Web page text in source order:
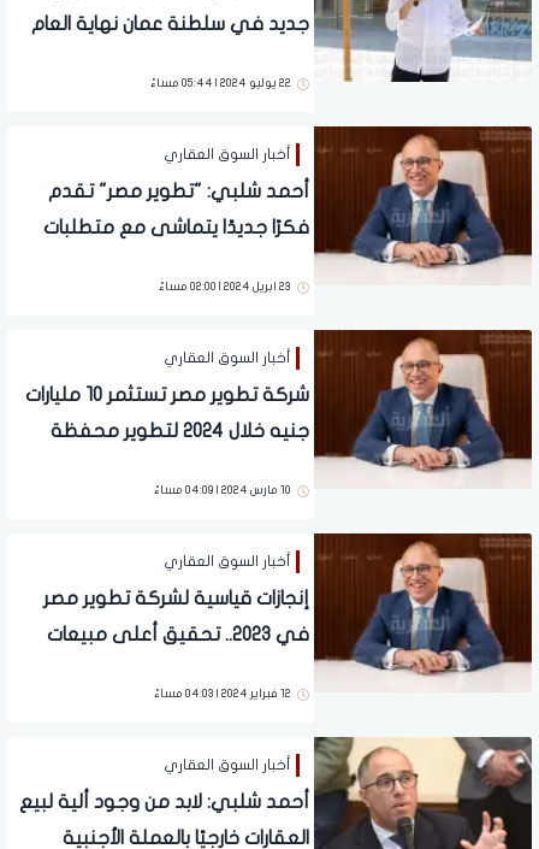
جديد في سلطنة عمان نهاية العام
22 يوليو 2024 | 05:44 مساءً
أخبار السوق العقاري
أحمد شلبي: "تطوير مصر" تقدم
فكرًا جديدًا يتماشى مع متطلبات
23 ابريل 2024 | 02:00 مساءً
أخبار السوق العقاري
شركة تطوير مصر تستثمر 10 مليارات
جنيه خلال 2024 لتطوير محفظة
للعملاء
10 مارس 2024 | 04:09 مساءً
أخبار السوق العقاري
إنجازات قياسية لشركة تطوير مصر
في 2023.. تحقيق أعلى مبيعات
12 فبراير 2024 | 04:03 مساءً
أخبار السوق العقاري
أحمد شلبي: لابد من وجود ألية لبيع
العقارات خارجيًا بالعملة الأجنبية